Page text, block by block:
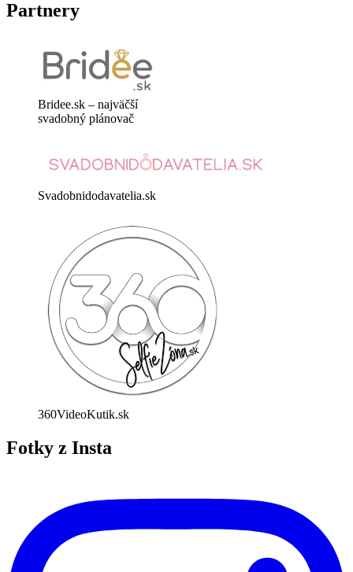
Partnery
Bridee.sk – najväčší
svadobný plánovač
Svadobnidodavatelia.sk
360VideoKutik.sk
Fotky z Insta